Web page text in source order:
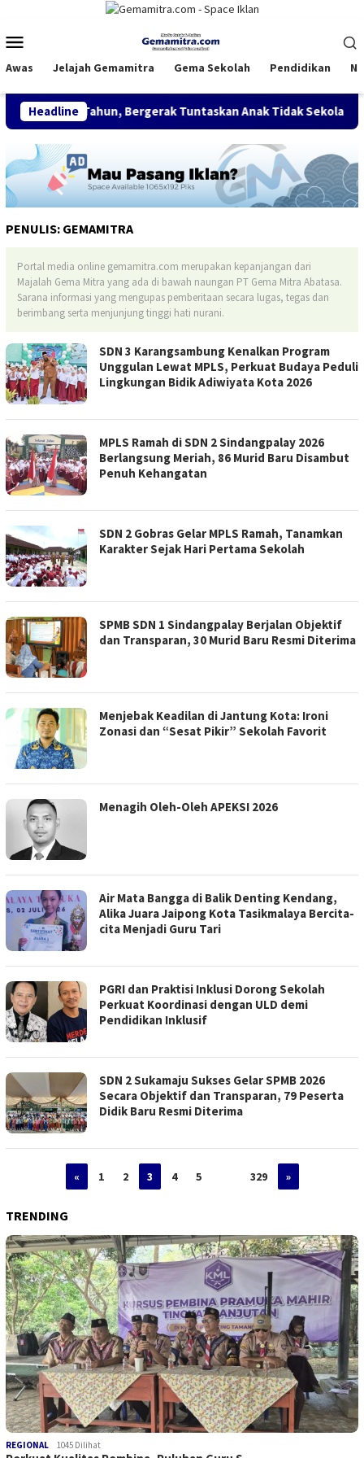
konten
Mobile
Awas Jelajah Gemamitra Gema Sekolah Pendidikan
Headline
13 Tahun, Bergerak Tuntaskan Anak Tidak Sekolah
PENULIS: GEMAMITRA
Portal media online gemamitra.com merupakan kepanjangan dari
Majalah Gema Mitra yang ada di bawah naungan PT Gema Mitra Abatasa.
Sarana informasi yang mengupas pemberitaan secara lugas, tegas dan
berimbang serta menjunjung tinggi hati nurani.
SDN 3 Karangsambung Kenalkan Program
Unggulan Lewat MPLS, Perkuat Budaya Peduli
Lingkungan Bidik Adiwiyata Kota 2026
MPLS Ramah di SDN 2 Sindangpalay 2026
Berlangsung Meriah, 86 Murid Baru Disambut
Penuh Kehangatan
SDN 2 Gobras Gelar MPLS Ramah, Tanamkan
Karakter Sejak Hari Pertama Sekolah
SPMB SDN 1 Sindangpalay Berjalan Objektif
dan Transparan, 30 Murid Baru Resmi Diterima
Menjebak Keadilan di Jantung Kota: Ironi
Zonasi dan “Sesat Pikir” Sekolah Favorit
Menagih Oleh-Oleh APEKSI 2026
Air Mata Bangga di Balik Denting Kendang,
Alika Juara Jaipong Kota Tasikmalaya Bercita-
cita Menjadi Guru Tari
PGRI dan Praktisi Inklusi Dorong Sekolah
Perkuat Koordinasi dengan ULD demi
Pendidikan Inklusif
SDN 2 Sukamaju Sukses Gelar SPMB 2026
Secara Objektif dan Transparan, 79 Peserta
Didik Baru Resmi Diterima
« 1 2 3 4 5 329 »
TRENDING
REGIONAL 1045 Dilihat